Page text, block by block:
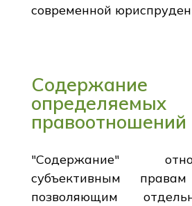
современной
Содержание
определяемых
правоотношений
"Содержание"
субъективным
позволяющим